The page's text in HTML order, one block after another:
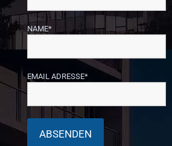
NAME*
EMAIL ADRESSE*